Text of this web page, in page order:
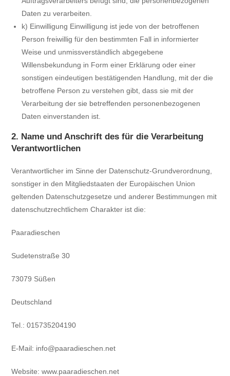
Daten zu verarbeiten.
k) Einwilligung Einwilligung ist jede von der betroffenen
Person freiwillig für den bestimmten Fall in informierter
Weise und unmissverständlich abgegebene
Willensbekundung in Form einer Erklärung oder einer
sonstigen eindeutigen bestätigenden Handlung, mit der die
betroffene Person zu verstehen gibt, dass sie mit der
Verarbeitung der sie betreffenden personenbezogenen
Daten einverstanden ist.
2. Name und Anschrift des für die Verarbeitung
Verantwortlichen
Verantwortlicher im Sinne der Datenschutz-Grundverordnung,
sonstiger in den Mitgliedstaaten der Europäischen Union
geltenden Datenschutzgesetze und anderer Bestimmungen mit
datenschutzrechtlichem Charakter ist die:
Paaradieschen
Sudetenstraße 30
73079 Süßen
Deutschland
Tel.: 015735204190
E-Mail: info@paaradieschen.net
Website: www.paaradieschen.net